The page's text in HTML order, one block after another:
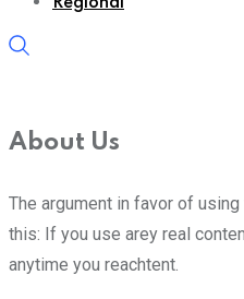
About Us
The argument in favor of
this: If you use arey real
anytime you reachtent.